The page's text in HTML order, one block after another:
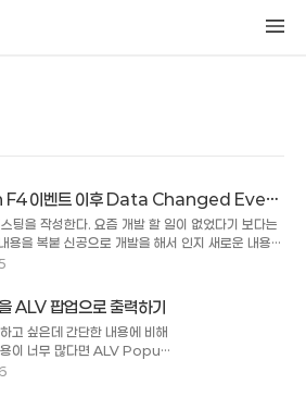
이벤트 이후 Data Changed Event
팅을 작성한다. 요즘 개발 할 일이 없었다기 보다는
용을 복붙 신공으로 개발을 해서 인지 새로운 내용을
에 ALV 에서 On_F4 이벤트 이후 Data
다기 보다 SAP 데모 ALV 프로그램에 힌트가 있었
에서 특정 셀에서 ON F4 Event 수행 이후에
시키고, Data Changed Event 에서 변경된
태우는 부분이다. ON_F4 이벤트가 수행하기 전에
ALV 팝업으로 출력하기
고 싶은데 간단한 내용에 비해
용이 너무 많다면 ALV Popup
시 할 수 있다. 간단하면서 사